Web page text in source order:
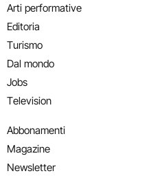
Arti performative
Editoria
Turismo
Dal mondo
Jobs
Television
Abbonamenti
Magazine
Newsletter